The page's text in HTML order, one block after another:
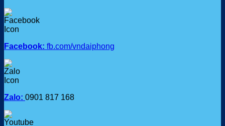
Facebook: fb.com/vndaiphong
Zalo: 0901 817 168